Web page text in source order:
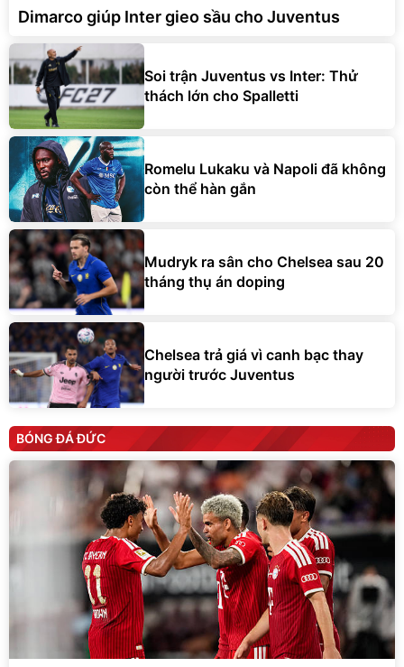
Dimarco giúp Inter gieo sầu cho Juventus
Soi trận Juventus vs Inter: Thử
thách lớn cho Spalletti
Romelu Lukaku và Napoli đã không
còn thể hàn gắn
Mudryk ra sân cho Chelsea sau 20
tháng thụ án doping
Chelsea trả giá vì canh bạc thay
người trước Juventus
BÓNG ĐÁ ĐỨC